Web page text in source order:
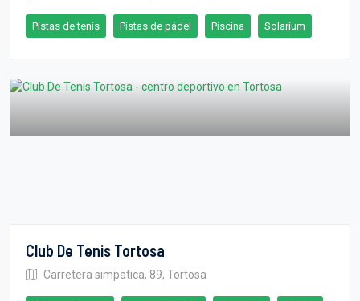
Pistas de tenis Pistas de pádel Piscina Solarium
Club De Tenis Tortosa
Carretera simpatica, 89, Tortosa